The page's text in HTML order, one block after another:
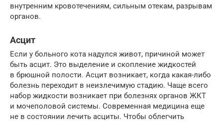
внутренним кровотечениям, сильным отекам, разрывам
органов.
Асцит
Если у больного кота надулся живот, причиной может
быть асцит. Это выделение и скопление жидкостей
в брюшной полости. Асцит возникает, когда какая-либо
болезнь переходит в неизлечимую стадию. Чаще всего
набор жидкости возникает при болезнях органов ЖКТ
и мочеполовой системы. Современная медицина еще
не в состоянии лечить асциты. Чтобы облегчить